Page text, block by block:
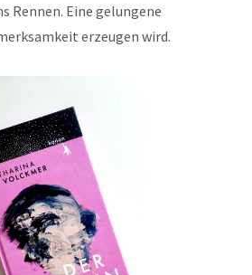
Rennen. Eine gelungene
erzeugen wird.